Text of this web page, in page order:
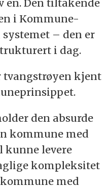
Den tiltakende
i Kommune-
– den er
i dag.
tvangstrøyen kjent
den absurde
kommune med
kunne levere
kompleksitet
med